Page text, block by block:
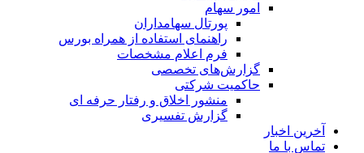
امور سهام
پورتال سهامداران
راهنمای استفاده از همراه بورس
فرم اعلام مشخصات
گزارش‌های تخصصی
حاکمیت شرکتی
منشور اخلاق و رفتار حرفه­ ای
گزارش تفسیری
آخرین اخبار
تماس با ما